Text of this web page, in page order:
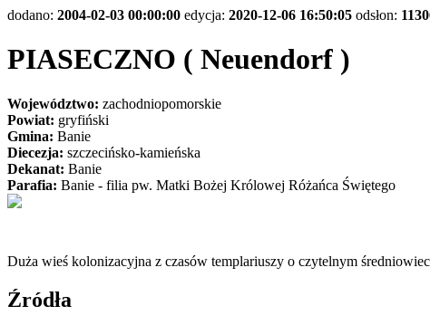
dodano: 2004-02-03 00:00:00 edycja: 2020-12-06 16:50:05 odsłon:
PIASECZNO ( Neuendorf )
Województwo: zachodniopomorskie
Powiat: gryfiński
Gmina: Banie
Diecezja: szczecińsko-kamieńska
Dekanat: Banie
Parafia: Banie - filia pw. Matki Bożej Królowej Różańca Świętego
Duża wieś kolonizacyjna z czasów templariuszy o czytelnym
Źródła